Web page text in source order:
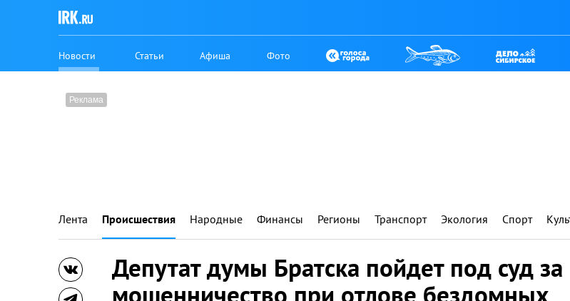
Новости Статьи Афиша Фото
Лента Происшествия Народные Финансы Регионы Транспорт Экология Спорт
Депутат думы Братска пойдет под суд за